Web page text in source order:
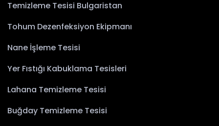
Temizleme Tesisi Bulgaristan
Tohum Dezenfeksiyon Ekipmanı
Nane İşleme Tesisi
Yer Fıstığı Kabuklama Tesisleri
Lahana Temizleme Tesisi
Buğday Temizleme Tesisi